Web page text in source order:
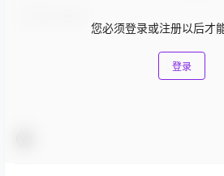
您必须登录或注册以后才
登录